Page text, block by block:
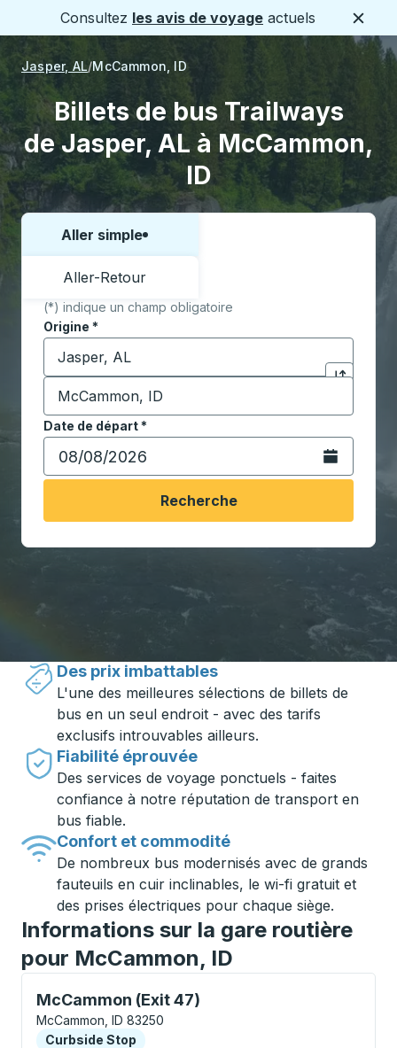
Consultez les avis de voyage actuels
Jasper, AL McCammon, ID
Billets de bus Trailways
de Jasper, AL à McCammon,
ID
Choisissez un sens ou un aller-retour:
Aller simple
Aller-Retour
(*) indique un champ obligatoire
Origine *
Commencez à saisir la ville d'origine pour ouvrir
Cliquez
Destination *
Commencez à saisir la ville de destination pour
Date de départ*
Tapez la date au format date Barre oblique du mois à
Ouvrez le
Recherche
Voyager en toute simplicité avec
Des prix imbattables
L'une des meilleures sélections de billets de
bus en un seul endroit - avec des tarifs
exclusifs introuvables ailleurs.
Fiabilité éprouvée
Des services de voyage ponctuels - faites
confiance à notre réputation de transport en
bus fiable.
Confort et commodité
De nombreux bus modernisés avec de grands
fauteuils en cuir inclinables, le wi-fi gratuit et
des prises électriques pour chaque siège.
Informations sur la gare routière
pour McCammon, ID
McCammon (Exit 47)
Curbside Stop, utilisez les touches fléchées ou la
McCammon, ID 83250
Curbside Stop
Curbside Stop